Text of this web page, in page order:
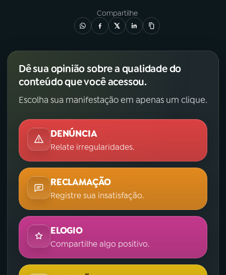
Compartilhe
Dê sua opinião sobre a qualidade do
conteúdo que você acessou.
Escolha sua manifestação em apenas um clique.
DENÚNCIA
Relate irregularidades.
RECLAMAÇÃO
Registre sua insatisfação.
ELOGIO
Compartilhe algo positivo.